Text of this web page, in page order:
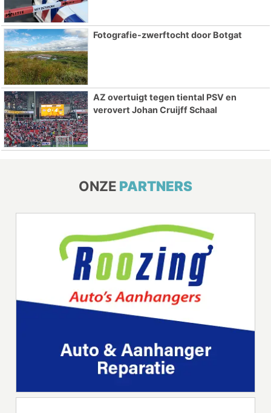
Fotografie-zwerftocht door Botgat
AZ overtuigt tegen tiental PSV en
verovert Johan Cruijff Schaal
ONZE PARTNERS